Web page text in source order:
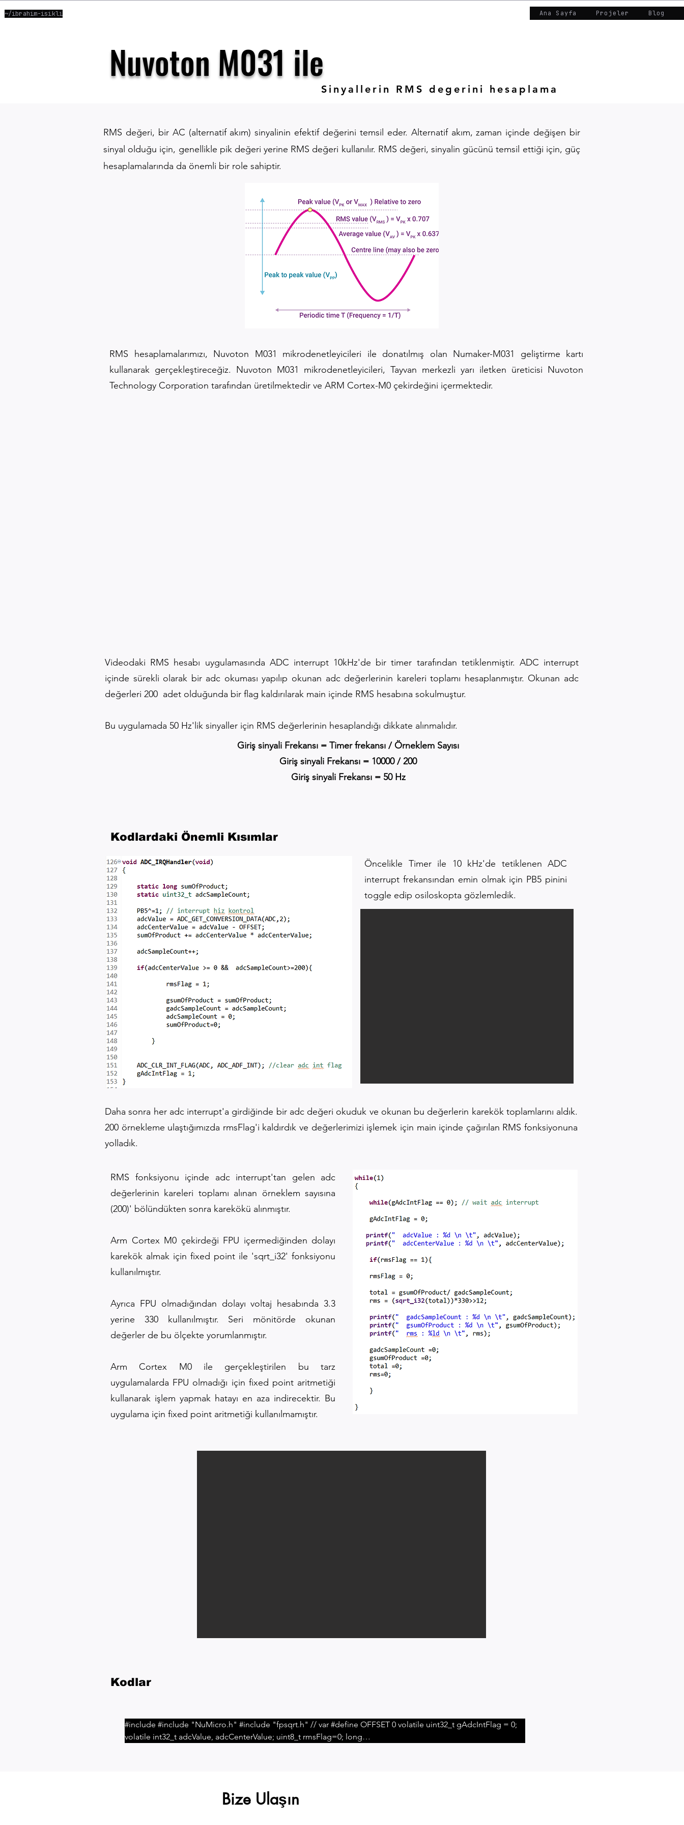
~/ibrahim-isikli Ana Sayfa Projeler Blog
Nuvoton M031 ile
Sinyallerin RMS degerini hesaplama
RMS değeri, bir AC (alternatif akım) sinyalinin efektif değerini temsil eder. Alternatif akım, zaman içinde değişen bir
sinyal olduğu için, genellikle pik değeri yerine RMS değeri kullanılır. RMS değeri, sinyalin gücünü temsil ettiği için, güç
hesaplamalarında da önemli bir role sahiptir.
RMS hesaplamalarımızı, Nuvoton M031 mikrodenetleyicileri ile donatılmış olan Numaker-M031 geliştirme kartı
kullanarak gerçekleştireceğiz. Nuvoton M031 mikrodenetleyicileri, Tayvan merkezli yarı iletken üreticisi Nuvoton
Technology Corporation tarafından üretilmektedir ve ARM Cortex-M0 çekirdeğini içermektedir.
Videodaki RMS hesabı uygulamasında ADC interrupt 10kHz'de bir timer tarafından tetiklenmiştir. ADC interrupt
içinde sürekli olarak bir adc okuması yapılıp okunan adc değerlerinin kareleri toplamı hesaplanmıştır. Okunan adc
değerleri 200 adet olduğunda bir flag kaldırılarak main içinde RMS hesabına sokulmuştur.
Bu uygulamada 50 Hz'lik sinyaller için RMS değerlerinin hesaplandığı dikkate alınmalıdır.
Giriş sinyali Frekansı = Timer frekansı / Örneklem Sayısı
Giriş sinyali Frekansı = 10000/ 200
Giriş sinyali Frekansı = 50 Hz
Kodlardaki Önemli Kısımlar
Öncelikle Timer ile 10 kHz'de tetiklenen ADC
interrupt frekansından emin olmak için PB5 pinini
toggle edip osiloskopta gözlemledik.
Daha sonra her adc interrupt'a girdiğinde bir adc değeri okuduk ve okunan bu değerlerin karekök toplamlarını aldık.
200 örnekleme ulaştığımızda rmsFlag'i kaldırdık ve değerlerimizi işlemek için main içinde çağırılan RMS fonksiyonuna
yolladık.
RMS fonksiyonu içinde adc interrupt'tan gelen adc
değerlerinin kareleri toplamı alınan örneklem sayısına
(200)' bölündükten sonra karekökü alınmıştır.
Arm Cortex M0 çekirdeği FPU içermediğinden dolayı
karekök almak için fixed point ile 'sqrt_i32' fonksiyonu
kullanılmıştır.
Ayrıca FPU olmadığından dolayı voltaj hesabında 3.3
yerine 330 kullanılmıştır. Seri mönitörde okunan
değerler de bu ölçekte yorumlanmıştır.
Arm Cortex M0 ile gerçekleştirilen bu tarz
uygulamalarda FPU olmadığı için fixed point aritmetiği
kullanarak işlem yapmak hatayı en aza indirecektir. Bu
uygulama için fixed point aritmetiği kullanılmamıştır.
Kodlar
#include #include "NuMicro.h" #include "fpsqrt.h" // var #define OFFSET 0 volatile uint32_t gAdcIntFlag = 0;
volatile int32_t adcValue, adcCenterValue; uint8_t rmsFlag=0; long
---------------------------------------------------------------------------- //--------------------------UART Clock Config------------------------
Bize Ulaşın